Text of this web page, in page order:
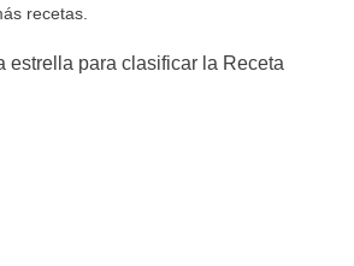
recetas.
estrella para clasificar la Receta